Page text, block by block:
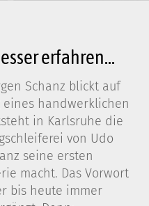
erfahren...
Schanz blickt auf
handwerklichen
in Karlsruhe die
von Udo
seine ersten
macht. Das Vorwort
bis heute immer